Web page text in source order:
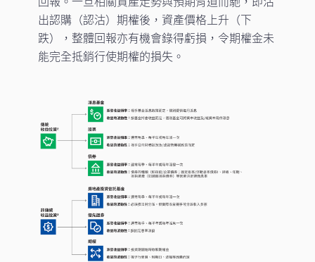
出認購（認沽）期權後，資產價格上升（下
跌），整體回報亦有機會錄得虧損，令期權金未
能完全抵銷行使期權的損失。